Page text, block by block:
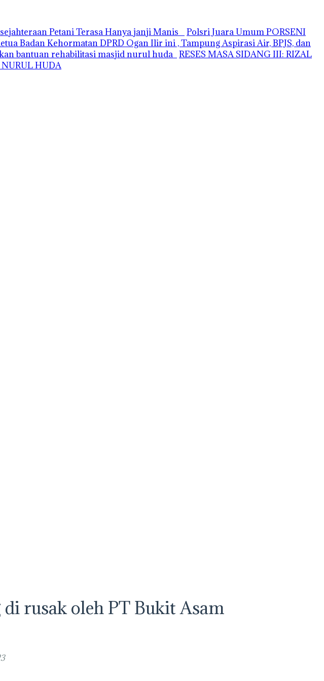
Petani Terasa Hanya janji Manis
Polsri Juara Umum PORSENI
Badan Kehormatan DPRD Ogan Ilir ini , Tampung Aspirasi Air, BPJS, dan
bantuan rehabilitasi masjid nurul huda RESES MASA SIDANG III: RIZAL
NURUL HUDA
rusak oleh PT Bukit Asam